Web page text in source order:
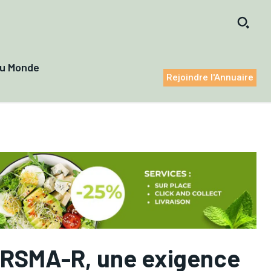
Monde
Rejoindre l'Annuaire
R, une exigence